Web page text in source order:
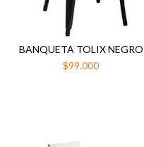
BANQUETA TOLIX NEGRO
$99.000